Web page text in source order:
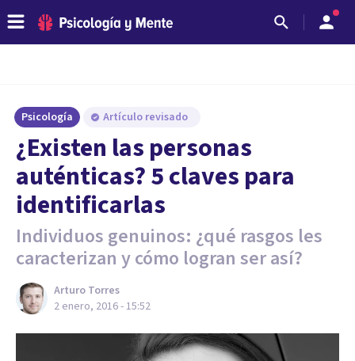
Psicología Artículo revisado
​¿Existen las personas
auténticas? 5 claves para
identificarlas
Individuos genuinos: ¿qué rasgos les
caracterizan y cómo logran ser así?
Arturo Torres
2 enero, 2016 - 15:52